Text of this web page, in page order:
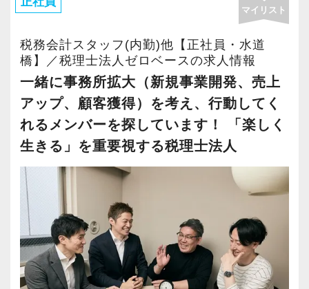
丁寧にレクチャーをしていきますのでその点ご
安心ください！
◉ やりがいのない仕事を極力減らし、スタッフ
のスキルアップを応援します
ゼロベースは、AIの活用はもちろんのこと、
『どうしたら業務を削減できるのか』『どうし
たらお客様が喜んでもらえるサービスとなる
か』『どうしたらスタッフみんなが働きやすく
働けるのか』を日々考えています。
やりがいが感じにくい仕事は、スタッフみん
なで考え、どういう仕事をしてお客様に喜んで
もらえるのか、そしてスタッフ皆さんのスキル
アップにつながるかを全力で考えています！
難を乗り越える必要があるかもしれません。
その時は、ゼロベースのメンバーと一緒に手を
取り合って乗り越えていきませんか？
僕たちの事務所は、困った人を助け合いながら
10年以上の事務所運営をやってきました。
実際に入社した社員からは、「困難なこともあ
が覆る」といったことや、「単に記帳代行や税
務申告といった業務ではなく、大局的な視点か
ら会社をとらえ、その中での会計や税務を考え
る姿勢が学べる」などいった意見もありまし
た。
マイリスト
税務会計スタッフ(内勤)他【正社員・水道
橋】／税理士法人ゼロベースの求人情報
一緒に事務所拡大（新規事業開発、売上
アップ、顧客獲得）を考え、行動してく
れるメンバーを探しています！ 「楽しく
生きる」を重要視する税理士法人